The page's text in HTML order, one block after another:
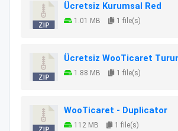
Ücretsiz Kurumsal Red
1.01 MB 1 file(s)
Ücretsiz WooTicaret
1.88 MB 1 file(s)
WooTicaret - Duplicator
112 MB 1 file(s)